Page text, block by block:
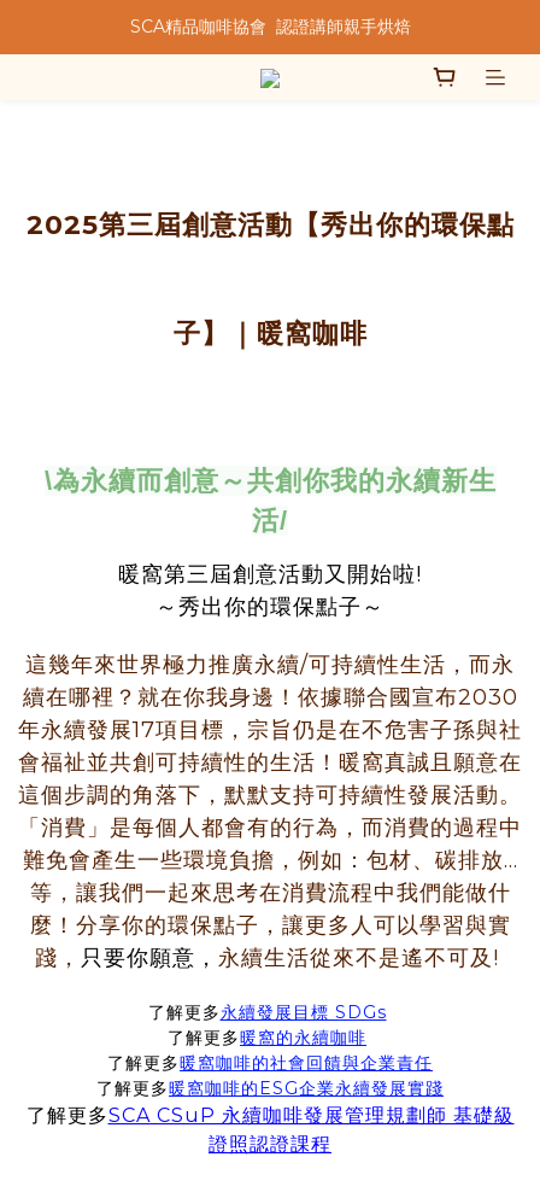
★★歡迎來到暖窩咖啡★★
SCA精品咖啡協會  認證講師親手烘焙
★★歡迎來到暖窩咖啡★★
2025第三屆創意活動【秀出你的環保點
子】｜暖窩咖啡
\為永續而創意～共創你我的永續新生
活/
暖窩第三屆創意活動又開始啦!
～秀出你的環保點子 ～
這幾年來世界極力推廣永續/可持續性生活，而永
續在哪裡？就在你我身邊！依據聯合國宣布2030
年永續發展17項目標，宗旨仍是在不危害子孫與社
會福祉並共創可持續性的生活！暖窩真誠且願意在
這個步調的角落下，默默支持可持續性發展活動。
「消費」是每個人都會有的行為，而消費的過程中
難免會產生一些環境負擔，例如：包材、碳排放...
等，讓我們一起來思考在消費流程中我們能做什
麼！分享你的環保點子，讓更多人可以學習與實
踐， 只要你願意， 永續生活從來不是遙不可及!
了解更多永續發展目標 SDGs
了解更多暖窩的永續咖啡
了解更多暖窩咖啡的社會回饋與企業責任
了解更多暖窩咖啡的ESG企業永續發展實踐
了解更多SCA CSuP 永續咖啡發展管理規劃師 基礎級
證照認證課程